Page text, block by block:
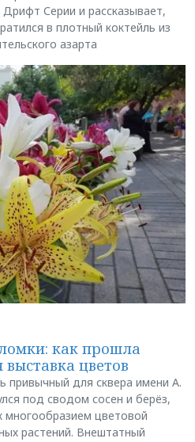
Серии и рассказывает,
в плотный коктейль из
азарта
как прошла
цветов
привычный для сквера имени А.
под сводом сосен и берёз,
многообразием цветовой
растений. Внештатный